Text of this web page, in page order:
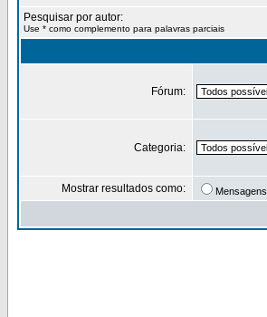
Pesquisar por autor:
Use * como complemento para palavras parciais
Fórum:
Categoria:
Mostrar resultados como: Mensagens